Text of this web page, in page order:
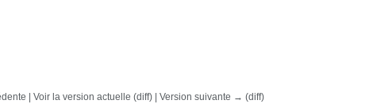
| Voir la version actuelle (diff) | Version suivante → (diff)